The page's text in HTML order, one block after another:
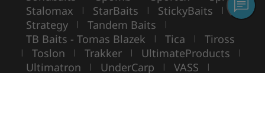
Stalomax | StarBaits | StickyBaits |
Strategy | Tandem Baits |
TB Baits - Tomas Blazek | Tica | Tiross
| Toslon | Trakker | UltimateProducts |
Ultimatron | UnderCarp | VASS |